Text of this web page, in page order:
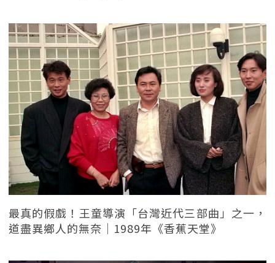
最真的假戲！王童導演「台灣近代三部曲」之一，
道盡異鄉人的無奈｜1989年《香蕉天堂》